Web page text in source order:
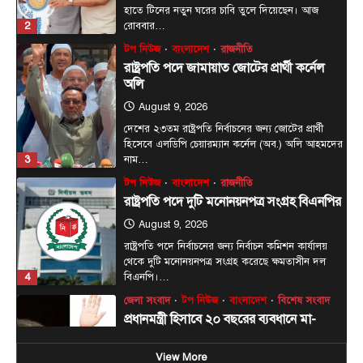
2
হাতে টিনের নতুন ঘরের চাবি তুলে দিয়েছেন। আজ
রোববার…
3
টপ নিউজ বাংলাদেশ রাজনীতি
রাষ্ট্রপতি পদে জামায়াত জোটের প্রার্থী কর্নেল
অলি
August 9, 2026
দেশের ২৩তম রাষ্ট্রপতি নির্বাচনের জন্য জোটের প্রার্থী
হিসেবে এলডিপি চেয়ারম্যান কর্নেল (অব.) অলি আহমদের
নাম…
4
টপ নিউজ বাংলাদেশ রাজনীতি
রাষ্ট্রপতি পদে দুটি মনোনয়নপত্র সংগ্রহ বিএনপির
August 9, 2026
রাষ্ট্রপতি পদে নির্বাচনের জন্য নির্বাচন কমিশন কার্যালয়
থেকে দুটি মনোনয়নপত্র সংগ্রহ করেছে ক্ষমতাসীন দল
বিএনপি।…
জেলা সংবাদ
টপ নিউজ বাংলাদেশ বিশেষ সংবাদ
প্রধানমন্ত্রী হিসাবে ২০ বছরের ব্যবধানে মা-
August 8, 2026
View More